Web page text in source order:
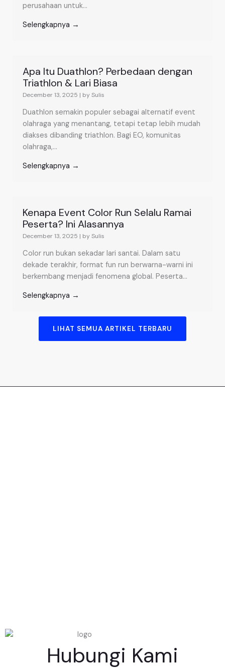
perusahaan untuk...
Selengkapnya →
Apa Itu Duathlon? Perbedaan dengan
Triathlon & Lari Biasa
December 13, 2025 | by Sulis
Duathlon semakin populer sebagai alternatif event
olahraga yang menantang, tetapi tetap lebih mudah
diakses dibanding triathlon. Bagi EO, komunitas
olahraga,...
Selengkapnya →
Kenapa Event Color Run Selalu Ramai
Peserta? Ini Alasannya
December 13, 2025 | by Sulis
Color run bukan sekadar lari santai. Dalam satu
dekade terakhir, format fun run berwarna-warni ini
berkembang menjadi fenomena global. Peserta...
Selengkapnya →
LIHAT SEMUA ARTIKEL TERBARU
Hubungi Kami